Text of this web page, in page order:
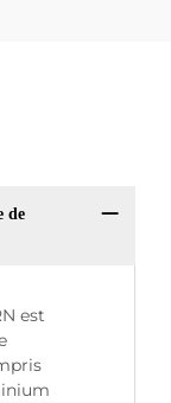
de
est